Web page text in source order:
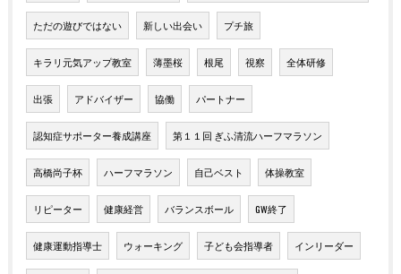
ただの遊びではない 新しい出会い プチ旅
キラリ元気アップ教室 薄墨桜 根尾 視察 全体研修
出張 アドバイザー 協働 パートナー
認知症サポーター養成講座 第１１回 ぎふ清流ハーフマラソン
高橋尚子杯 ハーフマラソン 自己ベスト 体操教室
リピーター 健康経営 バランスボール GW終了
健康運動指導士 ウォーキング 子ども会指導者 インリーダー